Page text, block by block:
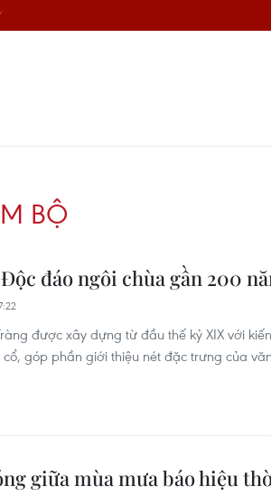
BỘ
Độc đáo ngôi chùa gần 200
được xây dựng từ đầu thế kỷ XIX với
góp phần giới thiệu nét đặc trưng của
giữa mùa mưa báo hiệu